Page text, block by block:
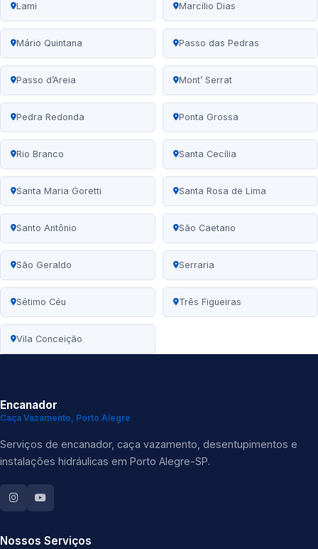
Lami Marcílio Dias
Mário Quintana Passo das Pedras
Passo d’Areia Mont’ Serrat
Pedra Redonda Ponta Grossa
Rio Branco Santa Cecília
Santa Maria Goretti Santa Rosa de Lima
Santo Antônio São Caetano
São Geraldo Serraria
Sétimo Céu Três Figueiras
Vila Conceição
Encanador
Caça Vazamento, Porto Alegre
Serviços de encanador, caça vazamento, desentupimentos e
instalações hidráulicas em Porto Alegre-SP.
Nossos Serviços